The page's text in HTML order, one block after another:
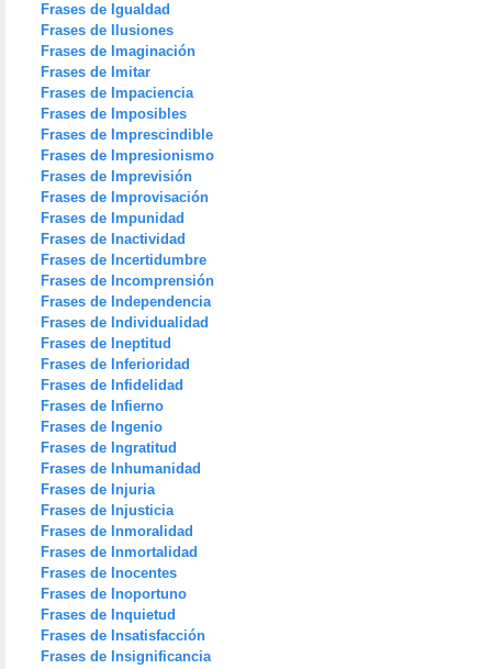
Frases de Igualdad
Frases de Ilusiones
Frases de Imaginación
Frases de Imitar
Frases de Impaciencia
Frases de Imposibles
Frases de Imprescindible
Frases de Impresionismo
Frases de Imprevisión
Frases de Improvisación
Frases de Impunidad
Frases de Inactividad
Frases de Incertidumbre
Frases de Incomprensión
Frases de Independencia
Frases de Individualidad
Frases de Ineptitud
Frases de Inferioridad
Frases de Infidelidad
Frases de Infierno
Frases de Ingenio
Frases de Ingratitud
Frases de Inhumanidad
Frases de Injuria
Frases de Injusticia
Frases de Inmoralidad
Frases de Inmortalidad
Frases de Inocentes
Frases de Inoportuno
Frases de Inquietud
Frases de Insatisfacción
Frases de Insignificancia